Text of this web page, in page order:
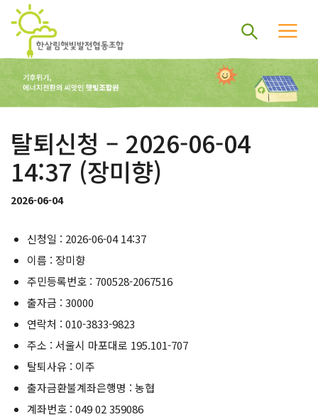
탈퇴신청 – 2026-06-04
14:37 (장미향)
2026-06-04
신청일 : 2026-06-04 14:37
이름 : 장미향
주민등록번호 : 700528-2067516
출자금 : 30000
연락처 : 010-3833-9823
주소 : 서울시 마포대로 195.101-707
탈퇴사유 : 이주
출자금환불계좌은행명 : 농협
계좌번호 : 049 02 359086